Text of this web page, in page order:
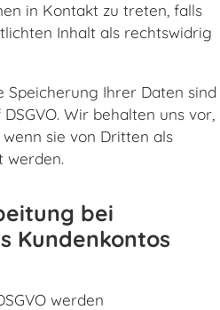
in Kontakt zu treten, falls
Inhalt als rechtswidrig
Ihrer Daten sind
Wir behalten uns vor,
sie von Dritten als
werden.
bei
Kundenkontos
werden